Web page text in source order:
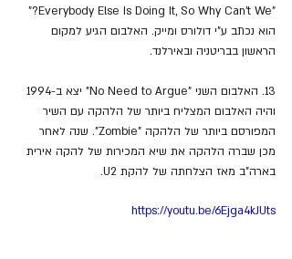
"Everybody Else Is Doing It, So Why Can't We?"
הוא נכתב ע"י דולורס ומייק. האלבום הגיע למקום
הראשון בבריטניה ובאירלנד.
והיה האלבום המצליח ביותר של הלהקה עם השיר
המפורסם ביותר של הלהקה "Zombie". שנה לאחר
מכן שברה הלהקה את שיא המכירות של להקה אירית
בארה"ב מאז הצלחתה של להקת U2.
https://youtu.be/6Ejga4kJUts